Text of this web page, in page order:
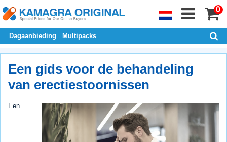
0
Dagaanbieding Multipacks
Een gids voor de behandeling
van erectiestoornissen
Een